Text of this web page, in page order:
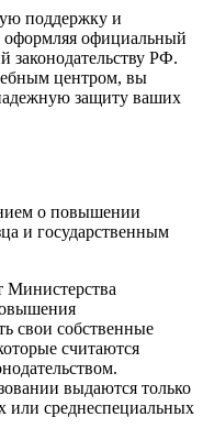
поддержку и
оформляя официальный
законодательству РФ.
центром, вы
защиту ваших
о повышении
и государственным
свои собственные
считаются
выдаются только
или среднеспециальных